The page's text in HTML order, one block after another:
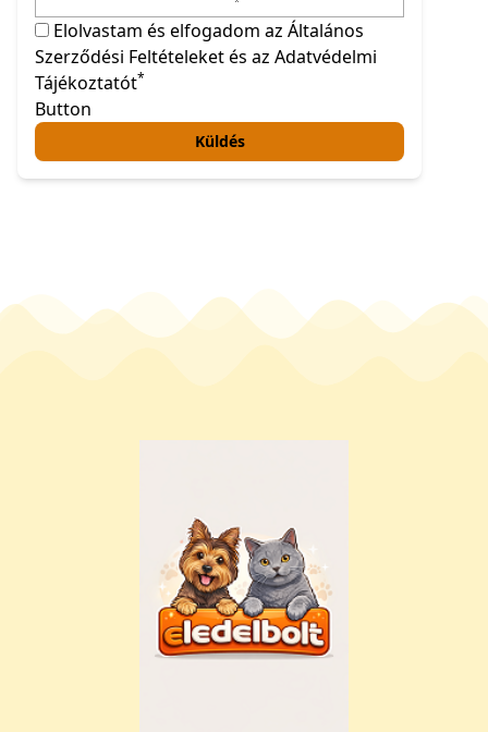
Elolvastam és elfogadom az Általános
Szerződési Feltételeket és az Adatvédelmi
Tájékoztatót*
Button
Küldés